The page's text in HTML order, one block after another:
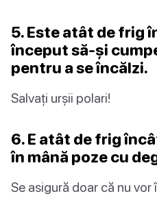
5. Este atât de frig
început să-și
pentru a se încălzi.
Salvați urșii polari!
6. E atât de frig
în mână poze cu
Se asigură doar că nu vor